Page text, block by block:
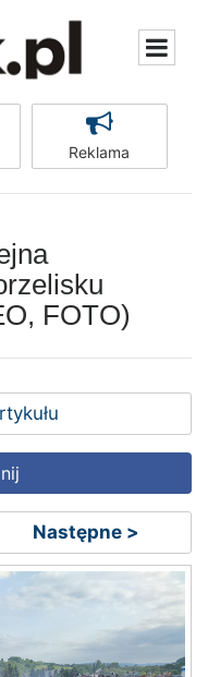
Reklama
FOTO)
Następne >